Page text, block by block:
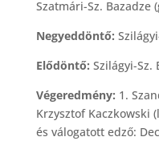
Szatmári-Sz. Bazadze
Negyeddöntő:
Elődöntő: Szilágyi-Sz.
Végeredmény: 1.
Krzysztof Kaczkowski
és válogatott edző: